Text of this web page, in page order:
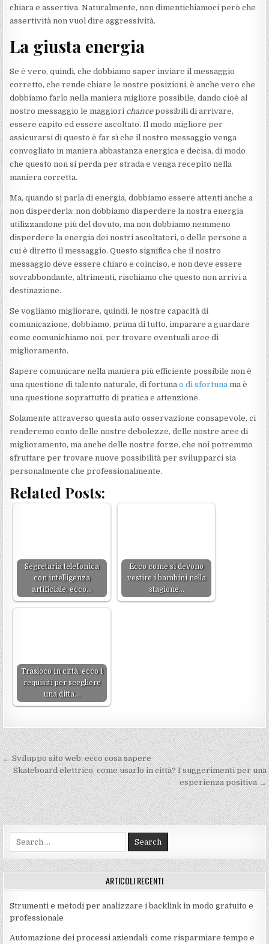
chiara e assertiva. Naturalmente, non dimentichiamoci però che
assertività non vuol dire aggressività.
La giusta energia
Se è vero, quindi, che dobbiamo saper inviare il messaggio
corretto, che rende chiare le nostre posizioni, è anche vero che
dobbiamo farlo nella maniera migliore possibile, dando cioè al
nostro messaggio le maggiori chancepossibili di arrivare,
essere capito ed essere ascoltato. Il modo migliore per
assicurarsi di questo è far sì che il nostro messaggio venga
convogliato in maniera abbastanza energica e decisa, di modo
che questo non si perda per strada e venga recepito nella
maniera corretta.
Ma, quando si parla di energia, dobbiamo essere attenti anche a
non disperderla: non dobbiamo disperdere la nostra energia
utilizzandone più del dovuto, ma non dobbiamo nemmeno
disperdere la energia dei nostri ascoltatori, o delle persone a
cui è diretto il messaggio. Questo significa che il nostro
messaggio deve essere chiaro e coinciso, e non deve essere
sovrabbondante, altrimenti, rischiamo che questo non arrivi a
destinazione.
Se vogliamo migliorare, quindi, le nostre capacità di
comunicazione, dobbiamo, prima di tutto, imparare a guardare
come comunichiamo noi, per trovare eventuali aree di
miglioramento.
Sapere comunicare nella maniera più efficiente possibile non è
una questione di talento naturale, di fortunao di sfortuna ma è
una questione soprattutto di pratica e attenzione.
Solamente attraverso questa auto osservazione consapevole, ci
renderemo conto delle nostre debolezze, delle nostre aree di
miglioramento, ma anche delle nostre forze, che noi potremmo
sfruttare per trovare nuove possibilità per svilupparci sia
personalmente che professionalmente.
Related Posts:
Segretaria telefonica
con intelligenza
artificiale, ecco…
Ecco come si devono
vestire i bambini nella
stagione…
Trasloco in città, ecco i
requisiti per scegliere
una ditta…
Navigazione
articoli
← Sviluppo sito web: ecco cosa sapere
Skateboard elettrico, come usarlo in città? I suggerimenti per una
esperienza positiva →
ARTICOLI RECENTI
Strumenti e metodi per analizzare i backlink in modo gratuito e
professionale
Automazione dei processi aziendali: come risparmiare tempo e